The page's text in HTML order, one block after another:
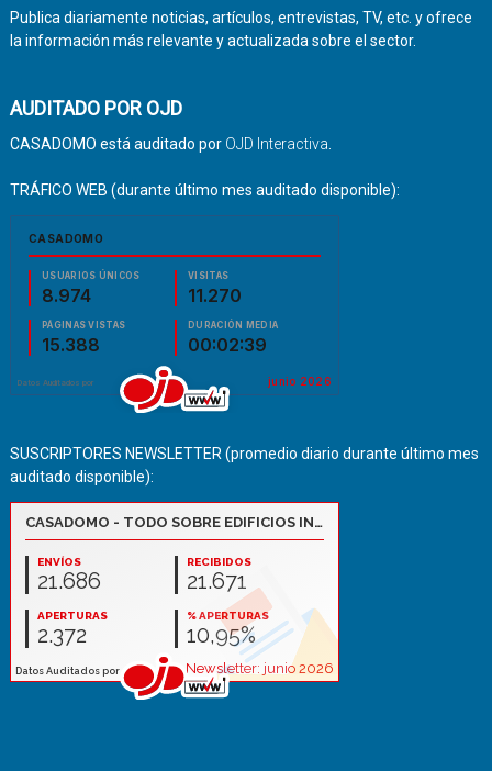
Publica diariamente noticias, artículos, entrevistas, TV, etc. y ofrece
la información más relevante y actualizada sobre el sector.
AUDITADO POR OJD
CASADOMO está auditado por OJD Interactiva
TRÁFICO WEB (durante último mes auditado disponible):
SUSCRIPTORES NEWSLETTER (promedio diario durante último mes
auditado disponible):